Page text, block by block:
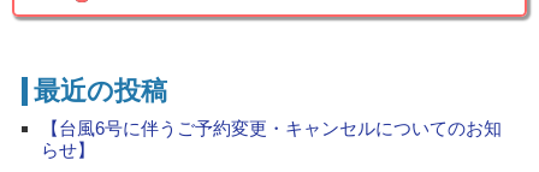
最近の投稿
【台風6号に伴うご予約変更・キャンセルについてのお知
らせ】